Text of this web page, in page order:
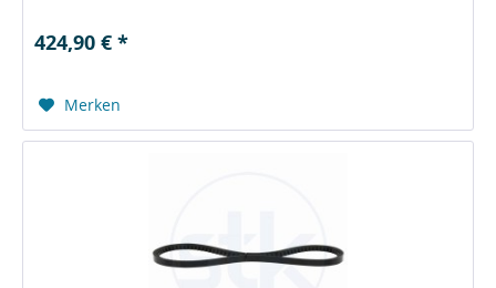
424,90 € *
Merken